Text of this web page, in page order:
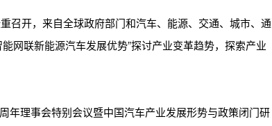
召开，来自全球政府部门和汽车、能源、交通、城市、通
网联新能源汽车发展优势”探讨产业变革趋势，探索产业
年理事会特别会议暨中国汽车产业发展形势与政策闭门研